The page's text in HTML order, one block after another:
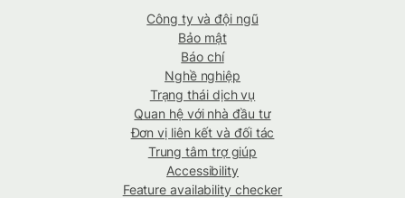
Công ty và đội ngũ
Bảo mật
Báo chí
Nghề nghiệp
Trạng thái dịch vụ
Quan hệ với nhà đầu tư
Đơn vị liên kết và đối tác
Trung tâm trợ giúp
Accessibility
Feature availability checker